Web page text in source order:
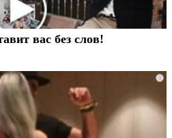
вас без слов!
i